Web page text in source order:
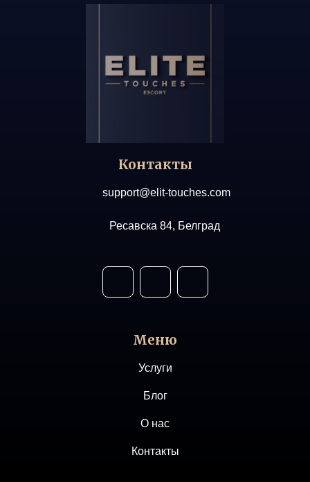
Контакты
support@elit-touches.com
Ресавска 84, Белград
Меню
Услуги
Блог
О нас
Контакты